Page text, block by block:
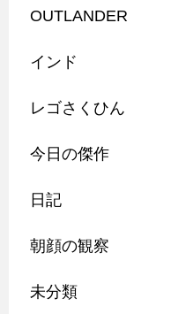
OUTLANDER
インド
レゴさくひん
今日の傑作
日記
朝顔の観察
未分類